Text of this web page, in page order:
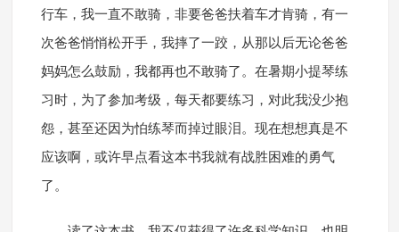
行车，我一直不敢骑，非要爸爸扶着车才肯骑，有一
次爸爸悄悄松开手，我摔了一跤，从那以后无论爸爸
妈妈怎么鼓励，我都再也不敢骑了。在暑期小提琴练
习时，为了参加考级，每天都要练习，对此我没少抱
怨，甚至还因为怕练琴而掉过眼泪。现在想想真是不
应该啊，或许早点看这本书我就有战胜困难的勇气
了。